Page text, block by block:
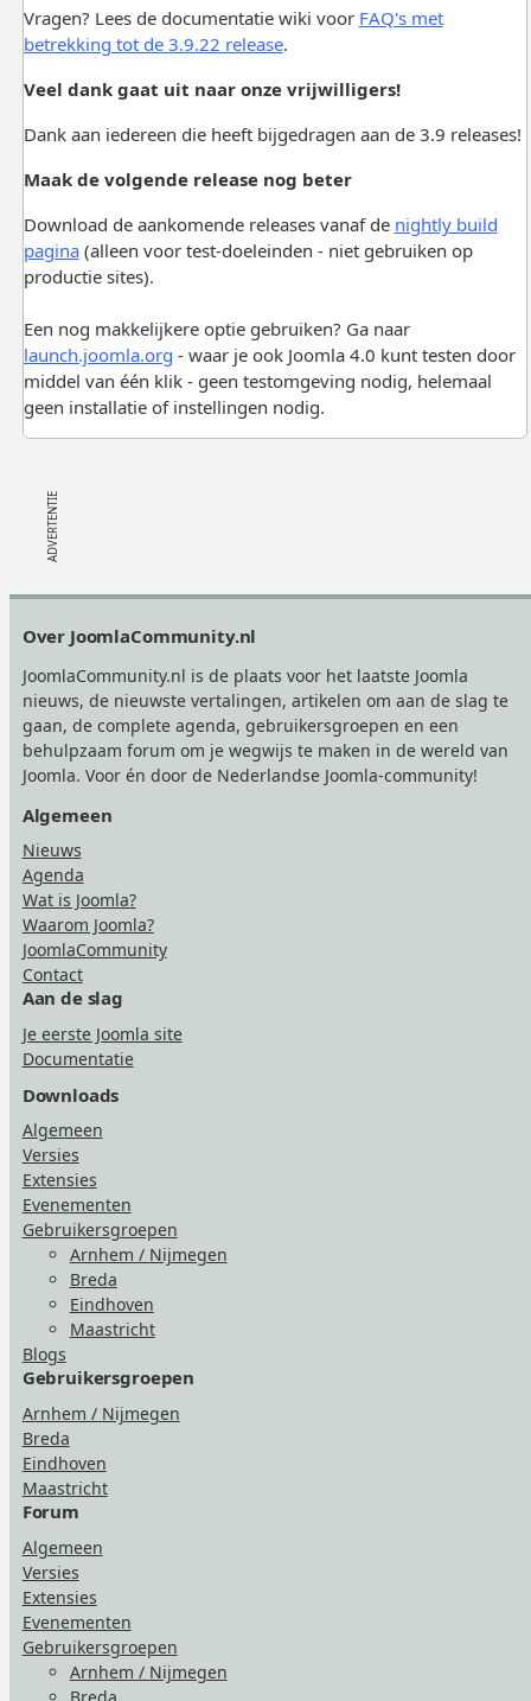
Vragen? Lees de documentatie wiki voor FAQ's met
betrekking tot de 3.9.22 release.
Veel dank gaat uit naar onze vrijwilligers!
Dank aan iedereen die heeft bijgedragen aan de 3.9 releases!
Maak de volgende release nog beter
Download de aankomende releases vanaf de nightly build
pagina(alleen voor test-doeleinden - niet gebruiken op
productie sites).
Een nog makkelijkere optie gebruiken? Ga naar
launch.joomla.org - waar je ook Joomla 4.0 kunt testen door
middel van één klik - geen testomgeving nodig, helemaal
geen installatie of instellingen nodig.
Over JoomlaCommunity.nl
JoomlaCommunity.nl is de plaats voor het laatste Joomla
nieuws, de nieuwste vertalingen, artikelen om aan de slag te
gaan, de complete agenda, gebruikersgroepen en een
behulpzaam forum om je wegwijs te maken in de wereld van
Joomla. Voor én door de Nederlandse Joomla-community!
Algemeen
Nieuws
Agenda
Wat is Joomla?
Waarom Joomla?
JoomlaCommunity
Contact
Aan de slag
Je eerste Joomla site
Documentatie
Downloads
Algemeen
Versies
Extensies
Evenementen
Gebruikersgroepen
Arnhem / Nijmegen
Breda
Eindhoven
Maastricht
Blogs
Gebruikersgroepen
Arnhem / Nijmegen
Breda
Eindhoven
Maastricht
Forum
Algemeen
Versies
Extensies
Evenementen
Gebruikersgroepen
Arnhem / Nijmegen
Breda